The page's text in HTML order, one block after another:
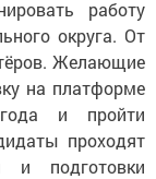
работу
округа. От
Желающие
на платформе
и пройти
проходят
и подготовки